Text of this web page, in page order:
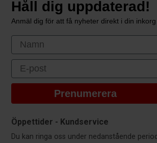
Håll dig uppdaterad!
Anmäl dig för att få nyheter direkt i din inkorg
First Name
Email
Prenumerera
Öppettider - Kundservice
Du kan ringa oss under nedanstående